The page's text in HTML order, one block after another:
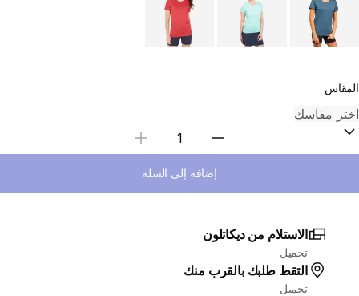
المقاس
Select Quantity
إضافة إلى السلة
الاستلام من ديكاتلون
تحميل
التقط طلبك بالقرب منك
تحميل